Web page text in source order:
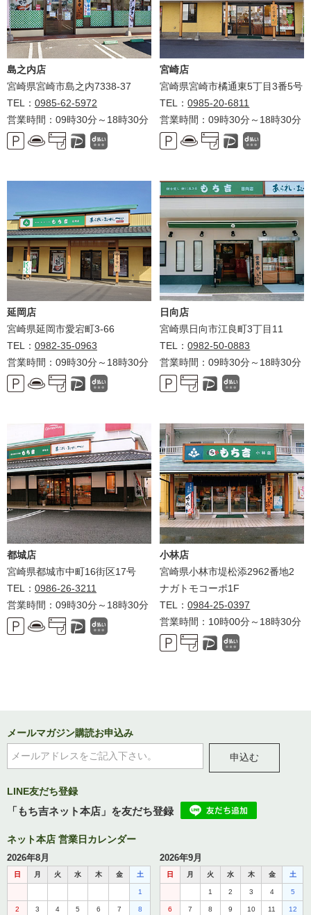
島之内店
宮崎県宮崎市島之内7338-37
TEL： 0985-62-5972
営業時間：09時30分～18時30分
宮崎店
宮崎県宮崎市橘通東5丁目3番5号
TEL：0985-20-6811
営業時間：09時30分～18時30分
延岡店
宮崎県延岡市愛宕町3-66
TEL： 0982-35-0963
営業時間：09時30分～18時30分
日向店
宮崎県日向市江良町3丁目11
TEL：0982-50-0883
営業時間：09時30分～18時30分
都城店
宮崎県都城市中町16街区17号
TEL： 0986-26-3211
営業時間：09時30分～18時30分
小林店
宮崎県小林市堤松添2962番地2
ナガトモコーポ1F
TEL：0984-25-0397
営業時間：10時00分～18時30分
メールマガジン購読お申込み
申込む
LINE友だち登録
「もち吉ネット本店」を友だち登録
ネット本店 営業日カレンダー
2026年8月
日 月 火 水 木 金 土
1
2 3 4 5 6 7 8
2026年9月
日 月 火 水 木 金 土
1 2 3 4 5
6 7 8 9 10 11 12